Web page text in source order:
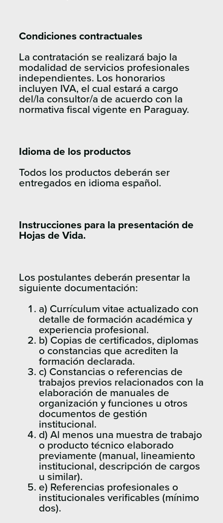
Condiciones contractuales
La contratación se realizará bajo la
modalidad de servicios profesionales
independientes. Los honorarios
incluyen IVA, el cual estará a cargo
del/la consultor/a de acuerdo con la
normativa fiscal vigente en Paraguay.
Idioma de los productos
Todos los productos deberán ser
entregados en idioma español.
Instrucciones para la presentación de
Hojas de Vida.
Los postulantes deberán presentar la
siguiente documentación:
a) Currículum vitae actualizado con
detalle de formación académica y
experiencia profesional.
b) Copias de certificados, diplomas
o constancias que acrediten la
formación declarada.
c) Constancias o referencias de
trabajos previos relacionados con la
elaboración de manuales de
organización y funciones u otros
documentos de gestión
institucional.
d) Al menos una muestra de trabajo
o producto técnico elaborado
previamente (manual, lineamiento
institucional, descripción de cargos
u similar).
e) Referencias profesionales o
institucionales verificables (mínimo
dos).